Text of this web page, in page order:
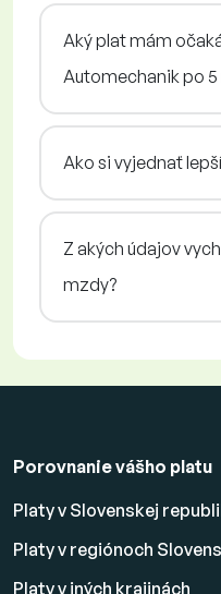
Aký plat mám
Automechanik po
Ako si vyjednať
Z akých údajov
mzdy?
Porovnanie vášho platu
Platy v Slovenskej
Platy v regiónoch
Platy v iných krajinách